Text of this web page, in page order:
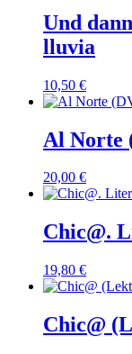
Und
lluvia
10,50 €
Al Norte
20,00 €
Chic@.
19,80 €
Chic@